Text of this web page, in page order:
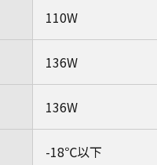
110W
136W
136W
-18℃以下